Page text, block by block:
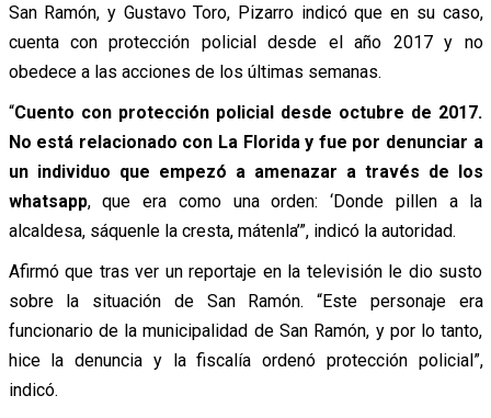
San Ramón, y Gustavo Toro, Pizarro indicó que en su caso,
cuenta con protección policial desde el año 2017 y no
obedece a las acciones de los últimas semanas.
“Cuento con protección policial desde octubre de 2017.
No está relacionado con La Florida y fue por denunciar a
un individuo que empezó a amenazar a través de los
whatsapp, que era como una orden: ‘Donde pillen a la
alcaldesa, sáquenle la cresta, mátenla’”, indicó la autoridad.
Afirmó que tras ver un reportaje en la televisión le dio susto
sobre la situación de San Ramón. “Este personaje era
funcionario de la municipalidad de San Ramón, y por lo tanto,
hice la denuncia y la fiscalía ordenó protección policial”,
indicó.